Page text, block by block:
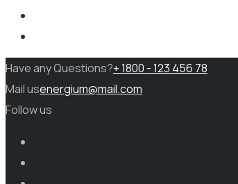
Have any Questions?+ 1800 - 123 456 78
Mail usenergium@mail.com
Follow us